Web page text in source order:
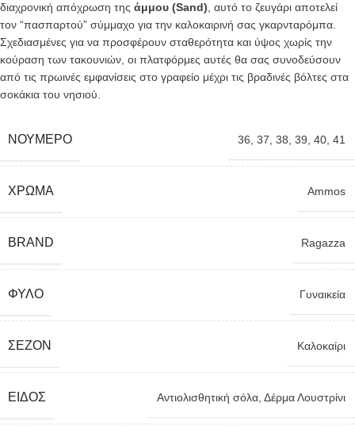
διαχρονική απόχρωση της άμμου (Sand), αυτό το ζευγάρι αποτελεί
τον “πασπαρτού” σύμμαχο για την καλοκαιρινή σας γκαρνταρόμπα.
Σχεδιασμένες για να προσφέρουν σταθερότητα και ύψος χωρίς την
κούραση των τακουνιών, οι πλατφόρμες αυτές θα σας συνοδεύσουν
από τις πρωινές εμφανίσεις στο γραφείο μέχρι τις βραδινές βόλτες στα
σοκάκια του νησιού.
ΝΟΎΜΕΡΟ 36, 37, 38, 39, 40, 41
ΧΡΏΜΑ Ammos
BRAND Ragazza
ΦΎΛΟ Γυναικεία
ΣΕΖΌΝ Καλοκαίρι
ΕΊΔΟΣ Αντιολισθητική σόλα, Δέρμα Λουστρίνι